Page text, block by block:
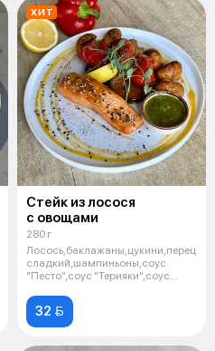
ХИТ
Стейк из лосося
с овощами
280 г
Лосось,баклажаны,цукини,перец
сладкий,шампиньоны,соус
"Песто",соус "Терияки",соус
32 